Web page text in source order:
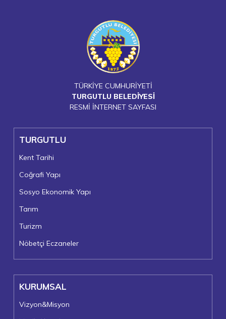
TÜRKİYE CUMHURİYETİ
TURGUTLU BELEDİYESİ
RESMİ İNTERNET SAYFASI
TURGUTLU
Kent Tarihi
Coğrafi Yapı
Sosyo Ekonomik Yapı
Tarım
Turizm
Nöbetçi Eczaneler
KURUMSAL
Vizyon&Misyon